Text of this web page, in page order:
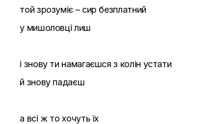
той зрозуміє – сир безплатний
у мишоловці лиш
і знову ти намагаєшся з колін устати
й знову падаєш
а всі ж то хочуть їх